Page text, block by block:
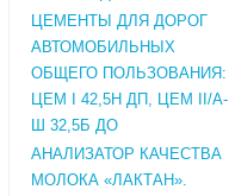
ЦЕМЕНТЫ ДЛЯ ДОРОГ
АВТОМОБИЛЬНЫХ
ОБЩЕГО ПОЛЬЗОВАНИЯ:
ЦЕМ I 42,5Н ДП, ЦЕМ II/А-
Ш 32,5Б ДО
АНАЛИЗАТОР КАЧЕСТВА
МОЛОКА «ЛАКТАН».